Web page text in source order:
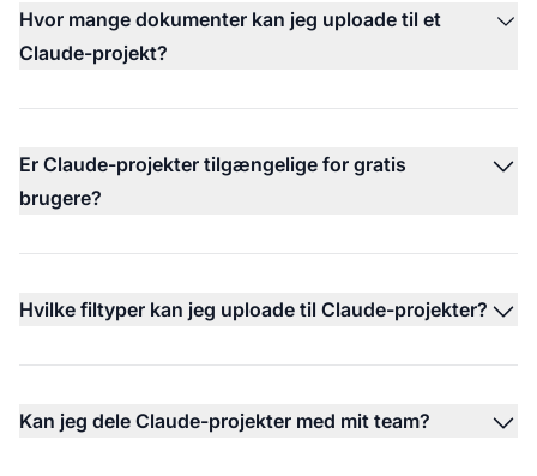
Hvor mange dokumenter kan jeg uploade til et
Claude-projekt?
Er Claude-projekter tilgængelige for gratis
brugere?
Hvilke filtyper kan jeg uploade til Claude-projekter?
Kan jeg dele Claude-projekter med mit team?